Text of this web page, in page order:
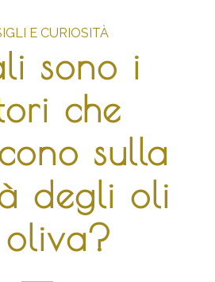
E CURIOSITÀ
sono i
che
sulla
degli oli